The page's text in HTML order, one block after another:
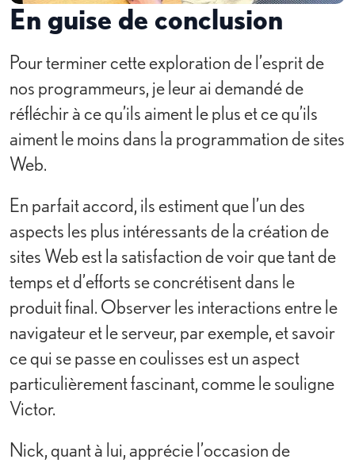
En guise de conclusion
Pour terminer cette exploration de l’esprit de
nos programmeurs, je leur ai demandé de
réfléchir à ce qu’ils aiment le plus et ce qu’ils
aiment le moins dans la programmation de sites
Web.
En parfait accord, ils estiment que l’un des
aspects les plus intéressants de la création de
sites Web est la satisfaction de voir que tant de
temps et d’efforts se concrétisent dans le
produit final. Observer les interactions entre le
navigateur et le serveur, par exemple, et savoir
ce qui se passe en coulisses est un aspect
particulièrement fascinant, comme le souligne
Victor.
Nick, quant à lui, apprécie l’occasion de